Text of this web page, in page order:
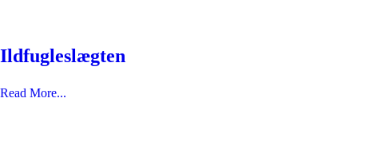
Ildfugleslægten
Read More...